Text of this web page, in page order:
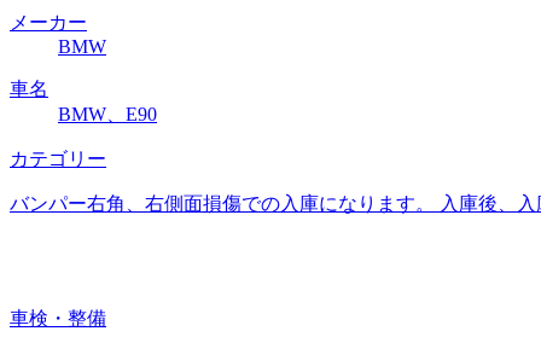
メーカー
BMW
車名
BMW、E90
カテゴリー
バンパー右角、右側面損傷での入庫になります。 入庫後、
車検・整備